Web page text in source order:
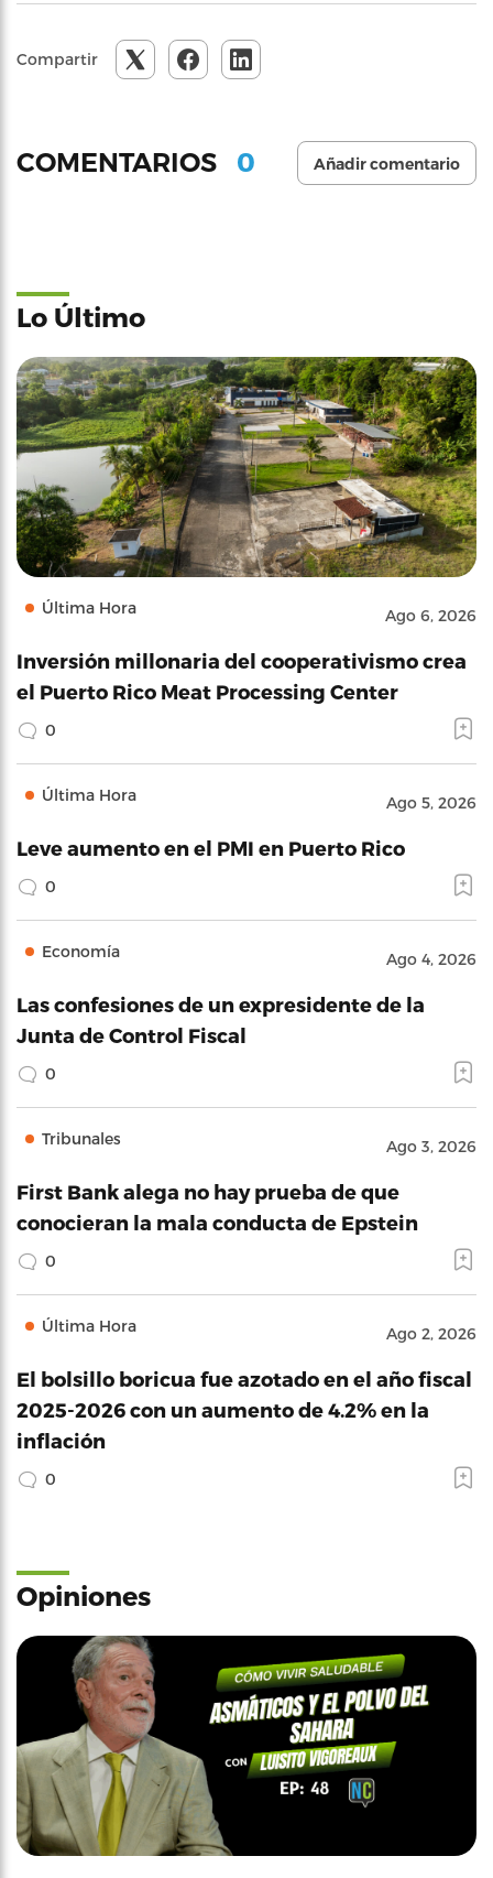
Compartir
COMENTARIOS 0 Añadir comentario
Lo Último
Última Hora Ago 6, 2026
Inversión millonaria del cooperativismo crea
el Puerto Rico Meat Processing Center
0
Última Hora Ago 5, 2026
Leve aumento en el PMI en Puerto Rico
0
Economía Ago 4, 2026
Las confesiones de un expresidente de la
Junta de Control Fiscal
0
Tribunales Ago 3, 2026
First Bank alega no hay prueba de que
conocieran la mala conducta de Epstein
0
Última Hora Ago 2, 2026
El bolsillo boricua fue azotado en el año fiscal
2025-2026 con un aumento de 4.2% en la
inflación
0
Opiniones